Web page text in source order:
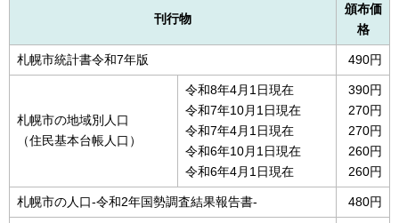
刊行物
頒布価
格
札幌市統計書令和7年版 490円
札幌市の地域別人口
（住民基本台帳人口）
令和8年4月1日現在
令和7年10月1日現在
令和7年4月1日現在
令和6年10月1日現在
令和6年4月1日現在
390円
270円
270円
260円
260円
札幌市の人口-令和2年国勢調査結果報告書- 480円